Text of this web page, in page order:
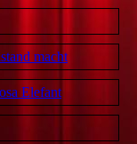
macht
Elefant